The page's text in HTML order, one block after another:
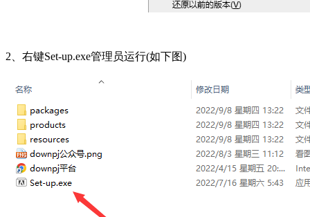
2、右键Set-up.exe管理员运行(如下图)